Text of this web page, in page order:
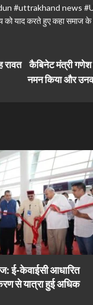
#uttrakhand news
को याद करते हुए कहा समाज के
रावत
कैबिनेट मंत्री गणेश
नमन किया और उनकी
ई-केवाईसी आधारित
से यात्रा हुई अधिक